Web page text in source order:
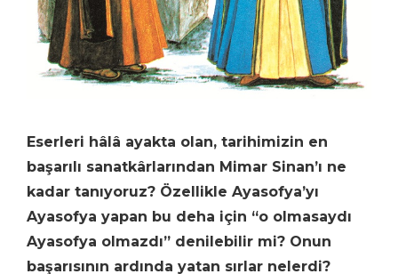
Eserleri hâlâ ayakta olan, tarihimizin en
başarılı sanatkârlarından Mimar Sinan’ı ne
kadar tanıyoruz? Özellikle Ayasofya’yı
Ayasofya yapan bu deha için “o olmasaydı
Ayasofya olmazdı” denilebilir mi? Onun
başarısının ardında yatan sırlar nelerdi?